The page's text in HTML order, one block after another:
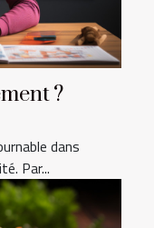
?
dans
Par...